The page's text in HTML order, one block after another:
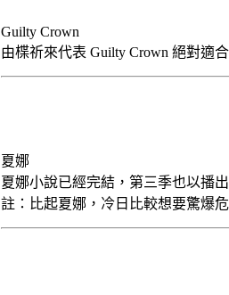
Guilty Crown
由楪祈來代表 Guilty Crown 絕對適
夏娜
夏娜小說已經完結，第三季也以播
註：比起夏娜，冷日比較想要驚爆